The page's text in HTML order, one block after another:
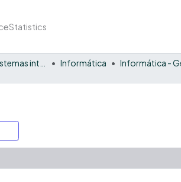
Statistics
Informática
Informática -